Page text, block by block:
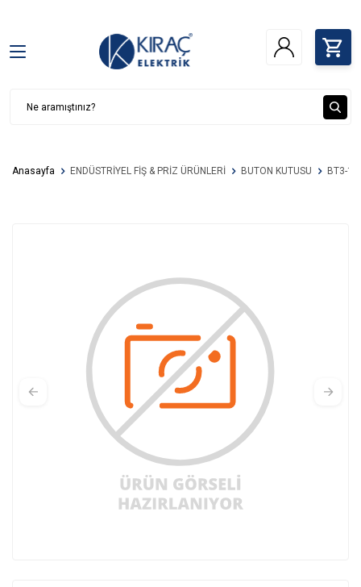
Anasayfa ENDÜSTRİYEL FİŞ & PRİZ ÜRÜNLERİ BUTON KUTUSU BT3-